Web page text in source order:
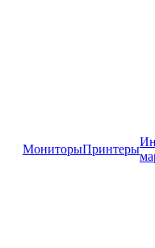
МониторыПринтеры